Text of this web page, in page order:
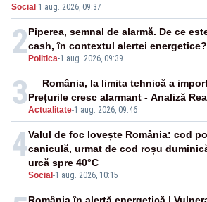
Social ·1 aug. 2026, 09:37
2 Politica-1 aug. 2026, 09:39
Piperea, semnal de alarmă. De ce
cash, în contextul alertei energetice?
3Actualitate-1 aug. 2026, 09:46
România, la limita tehnică a
Prețurile cresc alarmant - Analiză
4
Social -1 aug. 2026, 10:15
Valul de foc lovește România: cod
caniculă, urmat de cod roșu
urcă spre 40°C